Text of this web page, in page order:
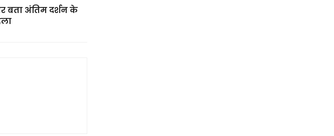
बता अंतिम दर्शन के